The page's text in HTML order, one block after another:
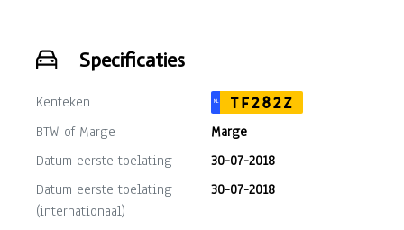
Specificaties
Kenteken NL
TF282Z
BTW of Marge
Marge
Datum eerste toelating
30-07-2018
Datum eerste toelating
(internationaal)
30-07-2018